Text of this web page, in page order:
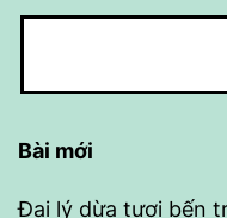
Bài mới
Đại lý dừa tươi bến